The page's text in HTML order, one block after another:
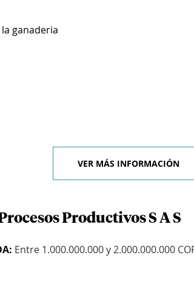
ganaderia
VER MÁS INFORMACIÓN
Productivos S A S
Entre 1.000.000.000 y 2.000.000.000